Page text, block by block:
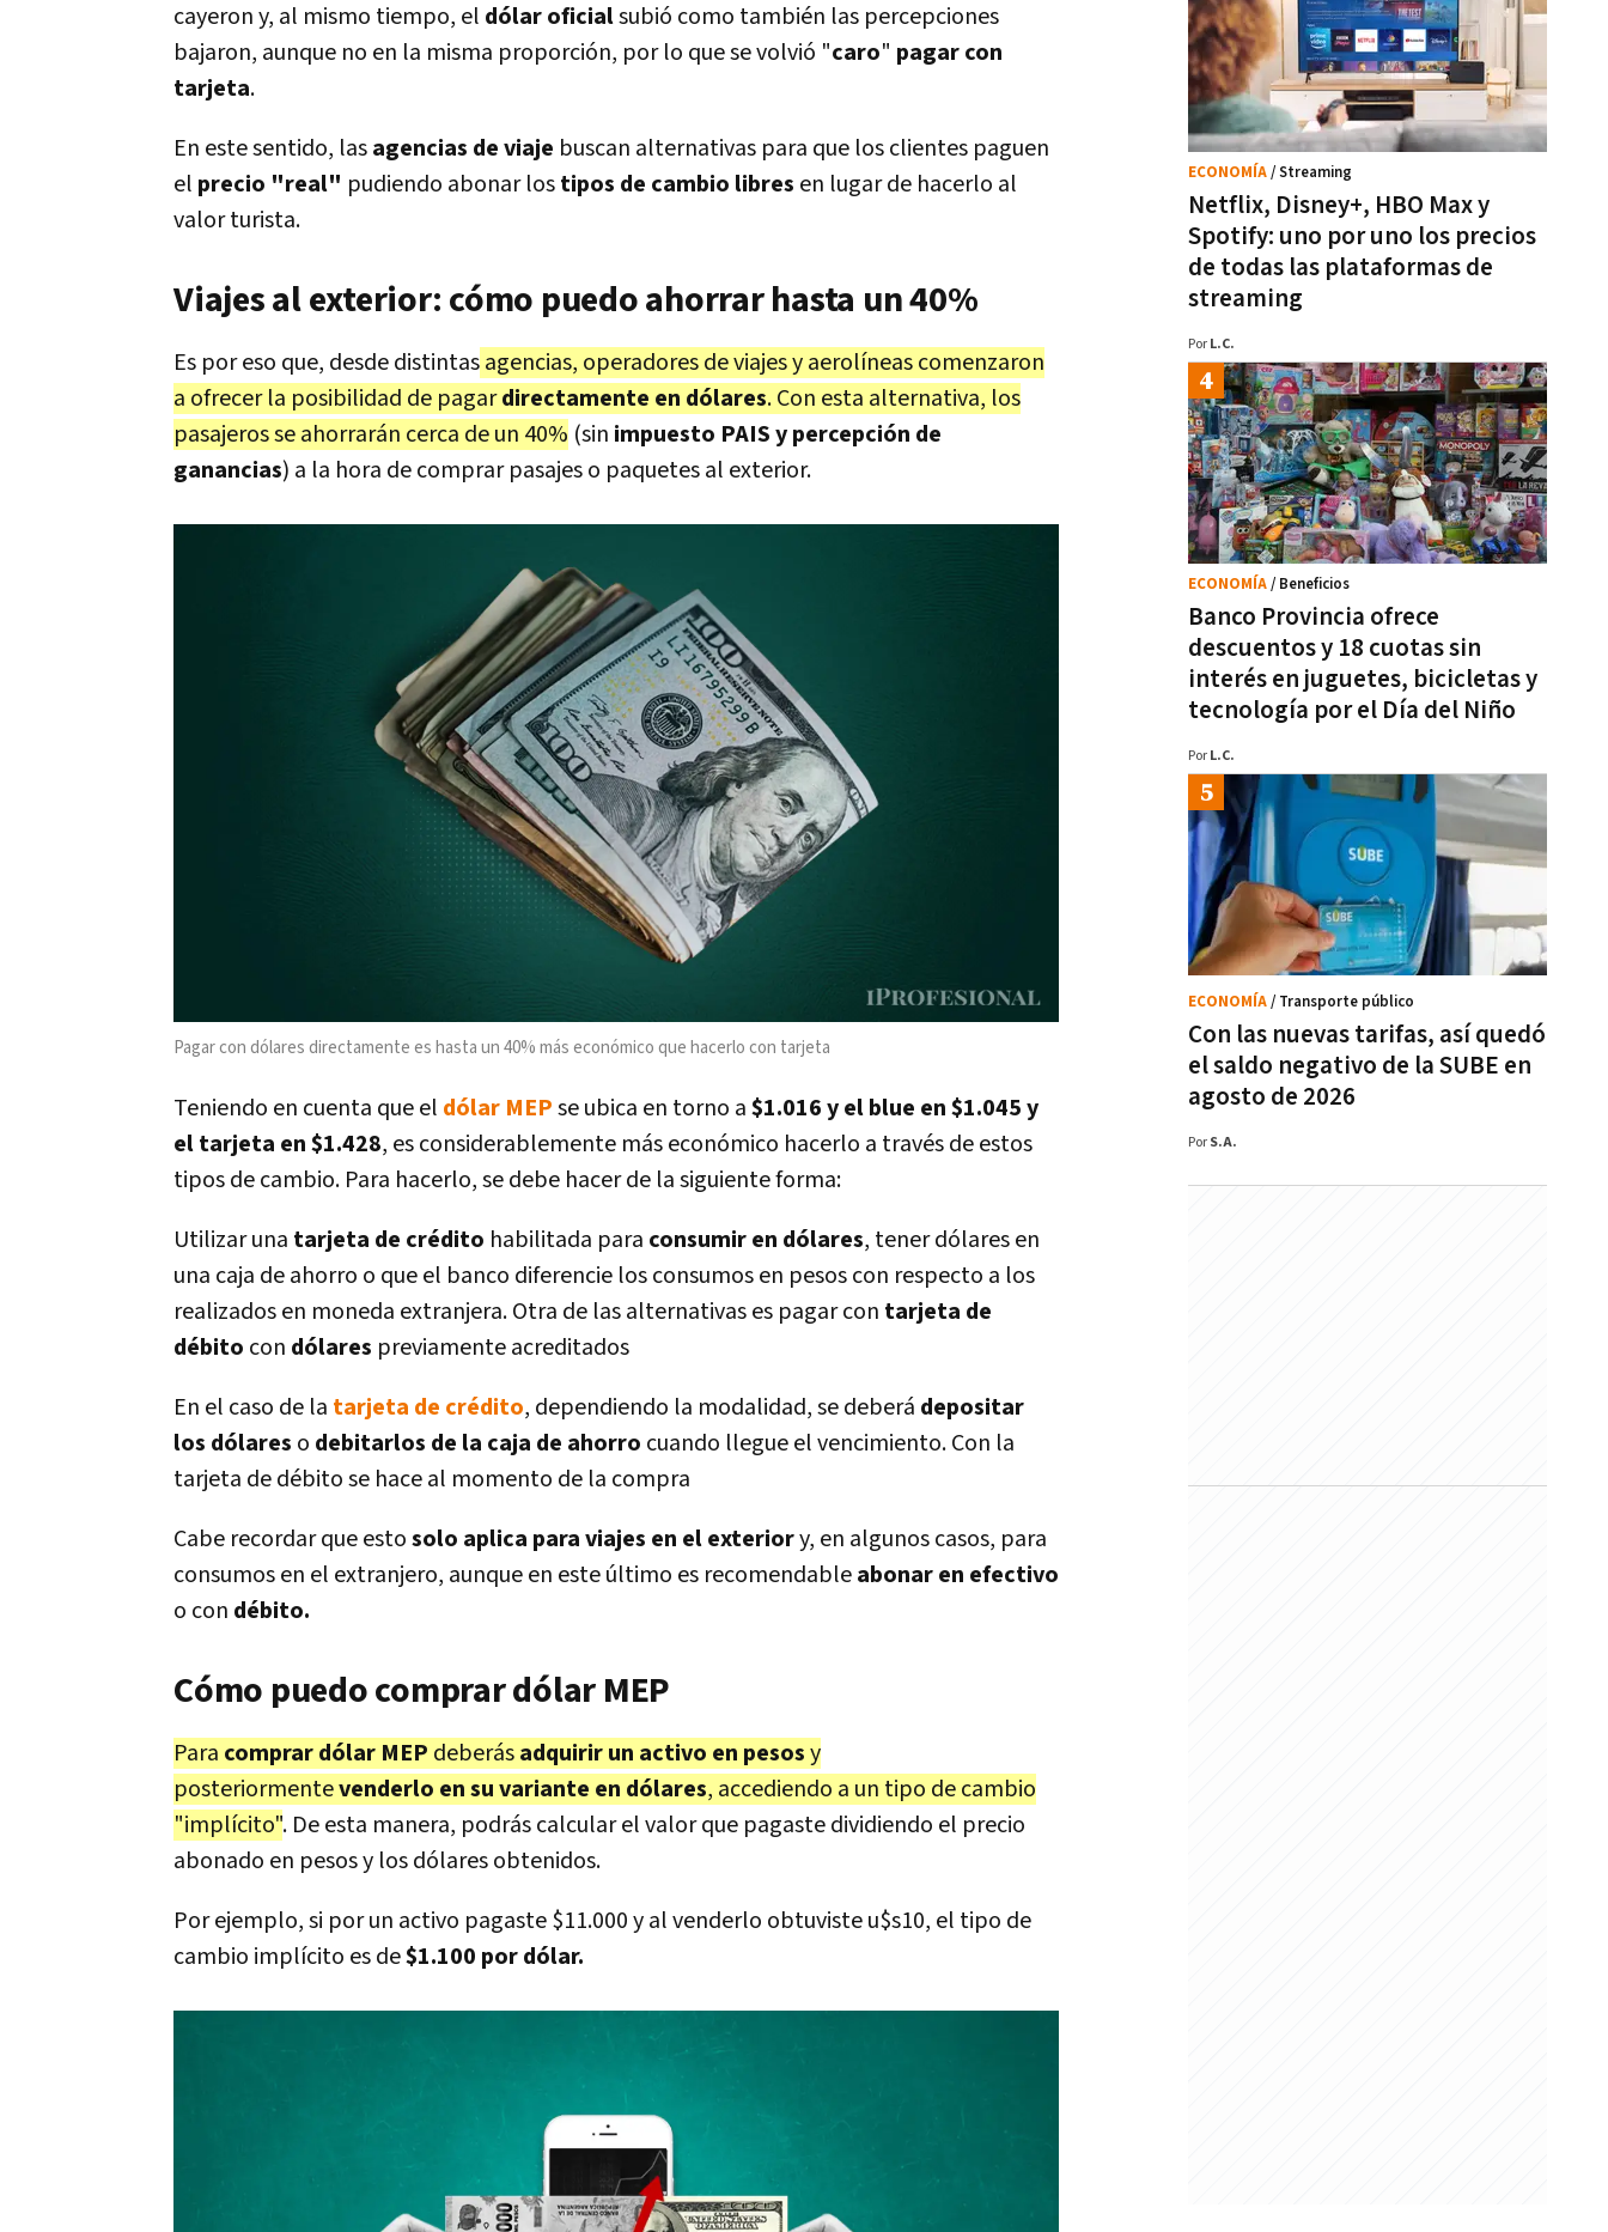
cayeron y, al mismo tiempo, el dólar oficialsubió como también las percepciones
bajaron, aunque no en la misma proporción, por lo que se volvió "caro" pagar con
tarjeta.
En este sentido, lasagencias de viaje buscan alternativas para que los clientes paguen
el precio "real" pudiendo abonar lostipos de cambio libres en lugar de hacerlo al
valor turista.
Viajes al exterior: cómo puedo ahorrar hasta un 40%
Es por eso que, desde distintasagencias, operadores de viajes y aerolíneas comenzaron
a ofrecer la posibilidad de pagardirectamente en dólares. Con esta alternativa, los
pasajeros se ahorrarán cerca de un 40% (sin impuesto PAIS y percepción de
ganancias) a la hora de comprar pasajes o paquetes al exterior.
Pagar con dólares directamente es hasta un 40% más económico que hacerlo con tarjeta
Teniendo en cuenta que el dólar MEPse ubica en torno a$1.016 y el blue en $1.045 y
el tarjeta en $1.428, es considerablemente más económico hacerlo a través de estos
tipos de cambio. Para hacerlo, se debe hacer de la siguiente forma:
Utilizar una tarjeta de crédito habilitada para consumir en dólares, tener dólares en
una caja de ahorro o que el banco diferencie los consumos en pesos con respecto a los
realizados en moneda extranjera. Otra de las alternativas es pagar con tarjeta de
débito con dólares previamente acreditados
En el caso de la tarjeta de crédito, dependiendo la modalidad, se deberá depositar
los dólares o debitarlos de la caja de ahorro cuando llegue el vencimiento. Con la
tarjeta de débito se hace al momento de la compra
Cabe recordar que estosolo aplica para viajes en el exteriory, en algunos casos, para
consumos en el extranjero, aunque en este último es recomendableabonar en efectivo
o con débito.
Cómo puedo comprar dólar MEP
Para comprar dólar MEP deberásadquirir un activo en pesosy
posteriormentevenderlo en su variante en dólares, accediendo a un tipo de cambio
"implícito". De esta manera, podrás calcular el valor que pagaste dividiendo el precio
abonado en pesos y los dólares obtenidos.
Por ejemplo, si por un activo pagaste $11.000 y al venderlo obtuviste u$s10, el tipo de
cambio implícito es de$1.100 por dólar.
Netflix, Disney+, HBO Max y
Spotify: uno por uno los precios
de todas las plataformas de
streaming
ECONOMÍA/ Streaming
Por L.C.
Banco Provincia ofrece
descuentos y 18 cuotas sin
interés en juguetes, bicicletas y
tecnología por el Día del Niño
ECONOMÍA/ Beneficios
Por L.C.
Con las nuevas tarifas, así quedó
el saldo negativo de la SUBE en
agosto de 2026
ECONOMÍA/ Transporte público
Por S.A.